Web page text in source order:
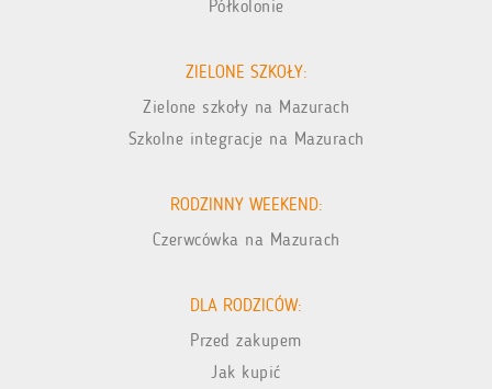
Półkolonie
ZIELONE SZKOŁY:
Zielone szkoły na Mazurach
Szkolne integracje na Mazurach
RODZINNY WEEKEND:
Czerwcówka na Mazurach
DLA RODZICÓW:
Przed zakupem
Jak kupić